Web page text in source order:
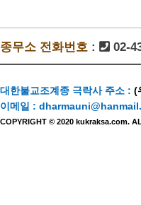
종무소 전화번호 : 02-
대한불교조계종 극락사 주소 : (
이메일 :
COPYRIGHT © 2020 kukraksa.com.